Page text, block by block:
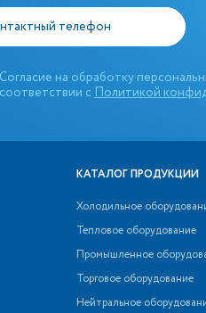
телефон
Согласие на обработку
соответствии сПолитикой
КАТАЛОГ ПРОДУКЦИИ
Холодильное
Тепловое оборудование
Промышленное
Торговое оборудование
Нейтральное